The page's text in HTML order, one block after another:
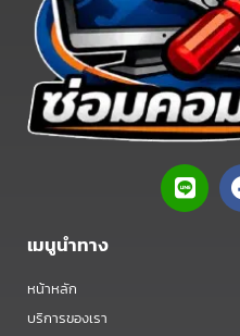
L
i
n
เมนูนำทาง
หน้าหลัก
บริการของเรา